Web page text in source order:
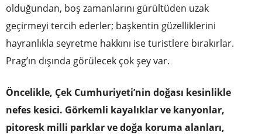
olduğundan, boş zamanlarını gürültüden uzak
geçirmeyi tercih ederler; başkentin güzelliklerini
hayranlıkla seyretme hakkını ise turistlere bırakırlar.
Prag’ın dışında görülecek çok şey var.
Öncelikle, Çek Cumhuriyeti’nin doğası kesinlikle
nefes kesici. Görkemli kayalıklar ve kanyonlar,
pitoresk milli parklar ve doğa koruma alanları,